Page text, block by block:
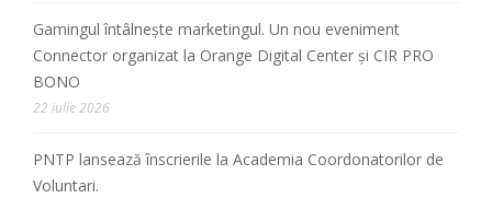
Gamingul întâlnește marketingul. Un nou eveniment
Connector organizat la Orange Digital Center și CIR PRO
BONO
22 iulie 2026
PNTP lansează înscrierile la Academia Coordonatorilor de
Voluntari.